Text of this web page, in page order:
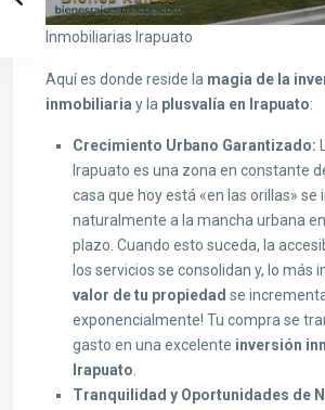
Inmobiliarias Irapuato
Aquí es donde reside la magia de la
inmobiliaria y la plusvalía en Irapuato:
Crecimiento Urbano Garantizado:
Irapuato es una zona en constante
casa que hoy está «en las orillas» se
naturalmente a la mancha urbana
plazo. Cuando esto suceda, la
los servicios se consolidan y, lo más
valor de tu propiedad se
exponencialmente! Tu compra se
gasto en una excelente inversión
Irapuato
Tranquilidad y Oportunidades de